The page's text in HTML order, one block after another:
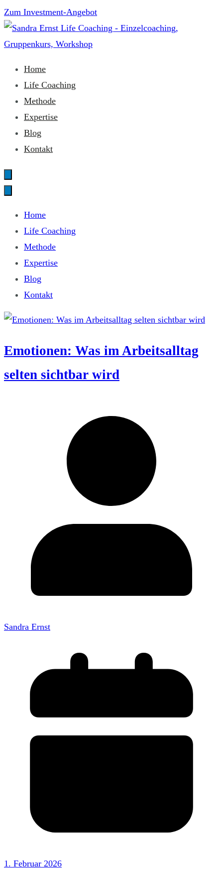
Zum
Inhalt
springen
Zum Investment-Angebot
Sandra Ernst Life Coaching
Home
Life Coaching
Methode
Expertise
Blog
Kontakt
Home
Life Coaching
Methode
Expertise
Blog
Kontakt
Emotionen: Was im Arbeitsalltag
selten sichtbar wird
Sandra Ernst
1. Februar 2026